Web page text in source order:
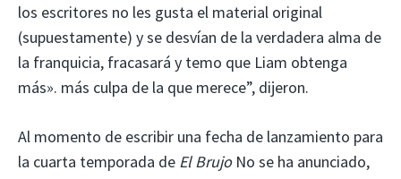
los escritores no les gusta el material original
(supuestamente) y se desvían de la verdadera alma de
la franquicia, fracasará y temo que Liam obtenga
más». más culpa de la que merece”, dijeron.
Al momento de escribir una fecha de lanzamiento para
la cuarta temporada de El BrujoNo se ha anunciado,